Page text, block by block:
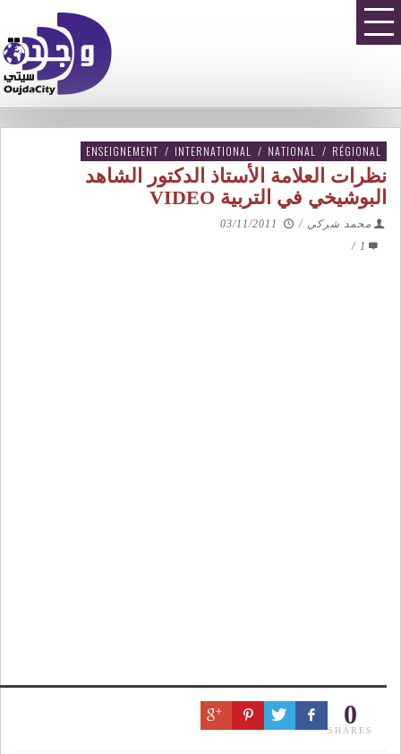
ENSEIGNEMENT / INTERNATIONAL / NATIONAL / RÉGIONAL
نظرات العلامة الأستاذ الدكتور الشاهد
البوشيخي في التربية VIDEO
محمد شركي /
03/11/2011
1
/
0
SHARES